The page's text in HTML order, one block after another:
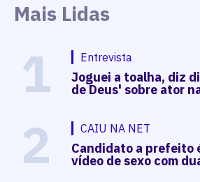
Mais Lidas
1 Entrevista
Joguei a toalha, diz
de Deus' sobre ator
2 CAIU NA NET
Candidato a prefeito
vídeo de sexo com